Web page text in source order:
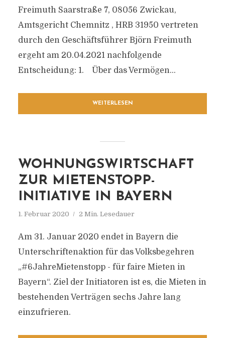
Freimuth Saarstraße 7, 08056 Zwickau,
Amtsgericht Chemnitz , HRB 31950 vertreten
durch den Geschäftsführer Björn Freimuth
ergeht am 20.04.2021 nachfolgende
Entscheidung: 1. Über das Vermögen...
WEITERLESEN
WOHNUNGSWIRTSCHAFT
ZUR MIETENSTOPP-
INITIATIVE IN BAYERN
1. Februar 2020 2 Min. Lesedauer
Am 31. Januar 2020 endet in Bayern die
Unterschriftenaktion für das Volksbegehren
„#6JahreMietenstopp - für faire Mieten in
Bayern“. Ziel der Initiatoren ist es, die Mieten in
bestehenden Verträgen sechs Jahre lang
einzufrieren.